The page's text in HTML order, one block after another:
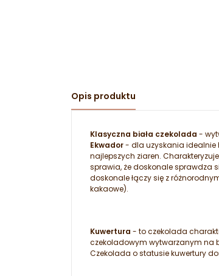
Opis produktu
Klasyczna biała czekolada -
Ekwador- dla uzyskania idealnie
najlepszych ziaren.
sprawia, że doskonale sprawdza
doskonale łączy się z
kakaowe).
Kuwertura - to czekolada
czekoladowym wytwarzanym na
Czekolada o statusie kuwertury